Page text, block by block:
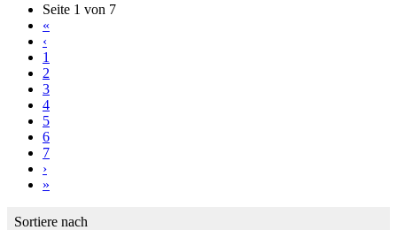
Seite 1 von 7
«
‹
1
2
3
4
5
6
7
›
»
Sortiere nach